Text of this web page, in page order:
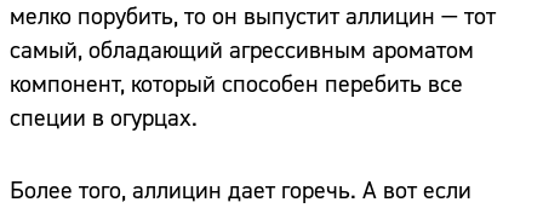
мелко порубить, то он выпустит аллицин — тот
самый, обладающий агрессивным ароматом
компонент, который способен перебить все
специи в огурцах.
Более того, аллицин дает горечь. А вот если